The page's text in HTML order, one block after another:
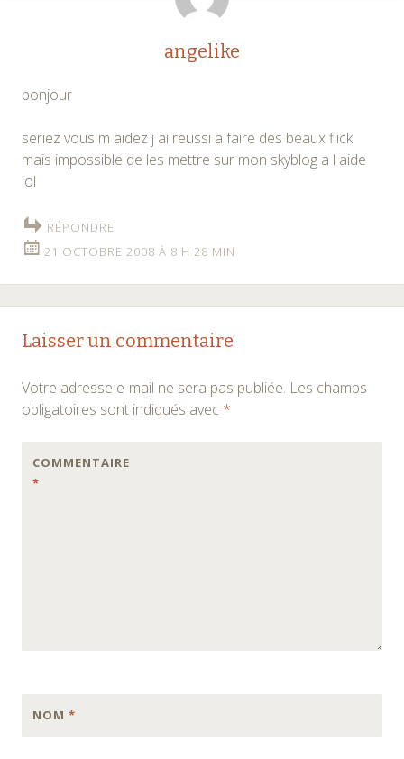
angelike
bonjour
seriez vous m aidez j ai reussi a faire des beaux flick
mais impossible de les mettre sur mon skyblog a l aide
lol
RÉPONDRE
21 OCTOBRE 2008 À 8 H 28 MIN
Laisser un commentaire
Votre adresse e-mail ne sera pas publiée. Les champs
obligatoires sont indiqués avec *
COMMENTAIRE
*
NOM *